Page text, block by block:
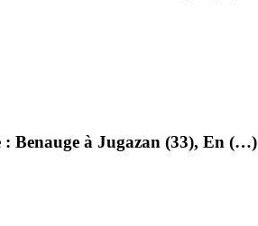
: Benauge à Jugazan (33), En (…)